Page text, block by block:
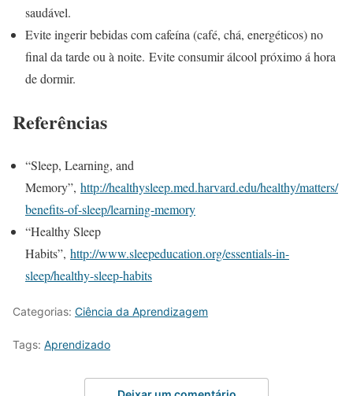
saudável.
Evite ingerir bebidas com cafeína (café, chá, energéticos) no
final da tarde ou à noite. Evite consumir álcool próximo á hora
de dormir.
Referências
“Sleep, Learning, and
Memory”, http://healthysleep.med.harvard.edu/healthy/matters/
benefits-of-sleep/learning-memory
“Healthy Sleep
Habits”, http://www.sleepeducation.org/essentials-in-
sleep/healthy-sleep-habits
Categorias: Ciência da Aprendizagem
Tags: Aprendizado